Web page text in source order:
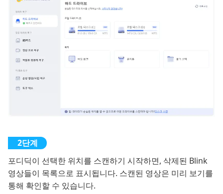
포디딕이 선택한 위치를 스캔하기 시작하면, 삭제된 Blink
영상들이 목록으로 표시됩니다. 스캔된 영상은 미리 보기를
통해 확인할 수 있습니다.